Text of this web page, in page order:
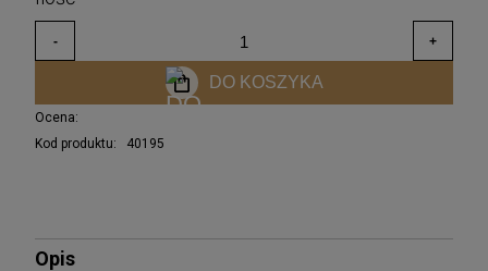
DO KOSZYKA
Ocena:
Kod produktu:
40195
Opis